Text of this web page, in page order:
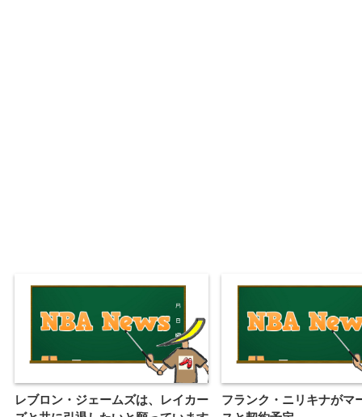
レブロン・ジェームズは、レイカー
フランク・ニリキナがマ